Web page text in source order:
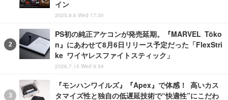
イン
2025.8.6 Wed 17:30
PS初の純正アケコンが発売延期。『MARVEL Tōko
n』にあわせて8月6日リリース予定だった「FlexStri
ke ワイヤレスファイトスティック」
2026.7.15 Wed 9:34
『モンハンワイルズ』『Apex』で体感！ 高いカス
タマイズ性と独自の低遅延技術で“快適性”にこだわ